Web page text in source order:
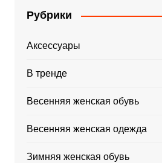
Рубрики
Аксессуары
В тренде
Весенняя женская обувь
Весенняя женская одежда
Зимняя женская обувь